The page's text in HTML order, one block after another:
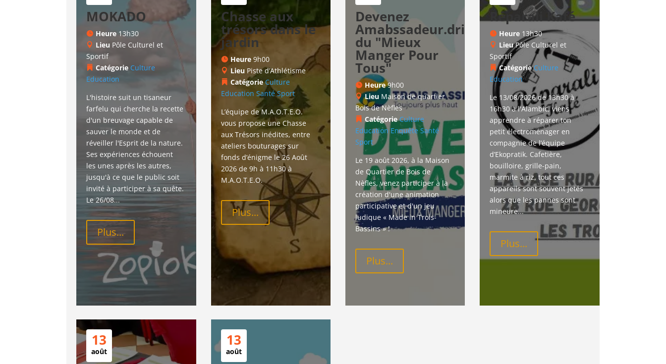
MOKADO
Heure 13h30
Lieu Pôle Culturel et
Sportif
Catégorie Culture
Education
L'histoire suit un tisaneur
farfelu qui cherche la recette
d'un breuvage capable de
sauver le monde et de
réveiller l'Esprit de la nature.
Ses expériences échouent
les unes après les autres,
jusqu'à ce que le public soit
invité à participer à sa quête.
Le 26/08...
Plus...
Chasse aux
trésors dans le
jardin
Heure 9h00
Lieu Piste d’Athlétisme
CatégorieCulture
Education Santé Sport
L’équipe de M.A.O.T.E.O.
vous propose une Chasse
aux Trésors inédites, entre
ateliers bouturages sur
fonds d’énigme le 26 Août
2026 de 9h à 11h30 à
M.A.O.T.E.O.
Plus...
Devenez
Amabssadeur.drice
du "Mieux
Manger Pour
Tous"
Heure9h00
Lieu Maison de quartier
Bois de Nèfles
CatégorieCulture
Education Enquête Santé
Sport
Le 19 août 2026, à la Maison
de Quartier de Bois de
Nèfles, venez participer à la
création d'une animation
participative et d'un jeu
ludique « Made in Trois-
Bassins » !
Plus...
Réparali Kafé
Heure 13h30
LieuPôle Culturel et
Sportif
CatégorieCulture
Education
Le 13/08/2026 de 13h30 à
16h30 à l'Alambic, viens
apprendre à réparer ton
petit électroménager en
compagnie de l’équipe
d’Ekopratik. Cafetière,
bouilloire, grille-pain,
marmite à riz, tout ces
appareils sont souvent jetés
alors que les pannes sont
mineure...
Plus...
13
août
13
août